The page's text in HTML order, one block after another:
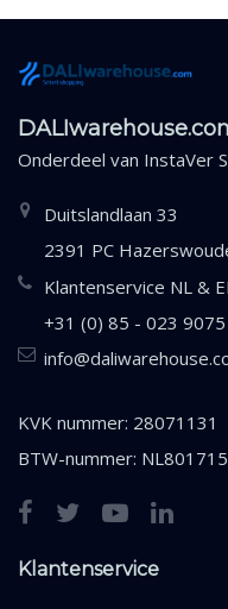
Onderdeel van InstaVer
Duitslandlaan 33
2391 PC
Klantenservice NL &
+31 (0) 85 - 023 9075
KVK nummer: 28071131
BTW-nummer:
Klantenservice